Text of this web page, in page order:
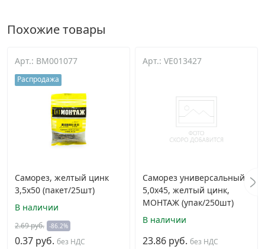
Похожие товары
Арт.: BM001077
Распродажа
Саморез, желтый цинк
3,5х50 (пакет/25шт)
В наличии
2.69 руб. -86.2%
0.37 руб. без НДС
Арт.: VE013427
Саморез универсальный
5,0х45, желтый цинк,
МОНТАЖ (упак/250шт)
В наличии
23.86 руб. без НДС